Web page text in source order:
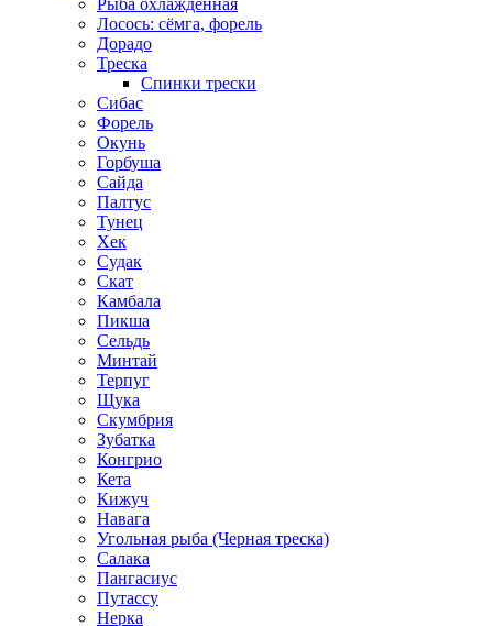
Рыба охлажденная
Лосось: сёмга, форель
Дорадо
Треска
Спинки трески
Сибас
Форель
Окунь
Горбуша
Сайда
Палтус
Тунец
Хек
Судак
Скат
Камбала
Пикша
Сельдь
Минтай
Терпуг
Щука
Скумбрия
Зубатка
Конгрио
Кета
Кижуч
Навага
Угольная рыба (Черная треска)
Салака
Пангасиус
Путассу
Нерка